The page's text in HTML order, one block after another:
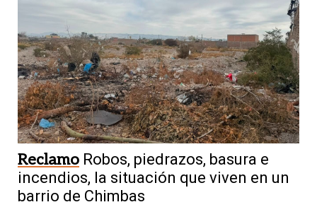
Reclamo Robos, piedrazos, basura e
incendios, la situación que viven en un
barrio de Chimbas